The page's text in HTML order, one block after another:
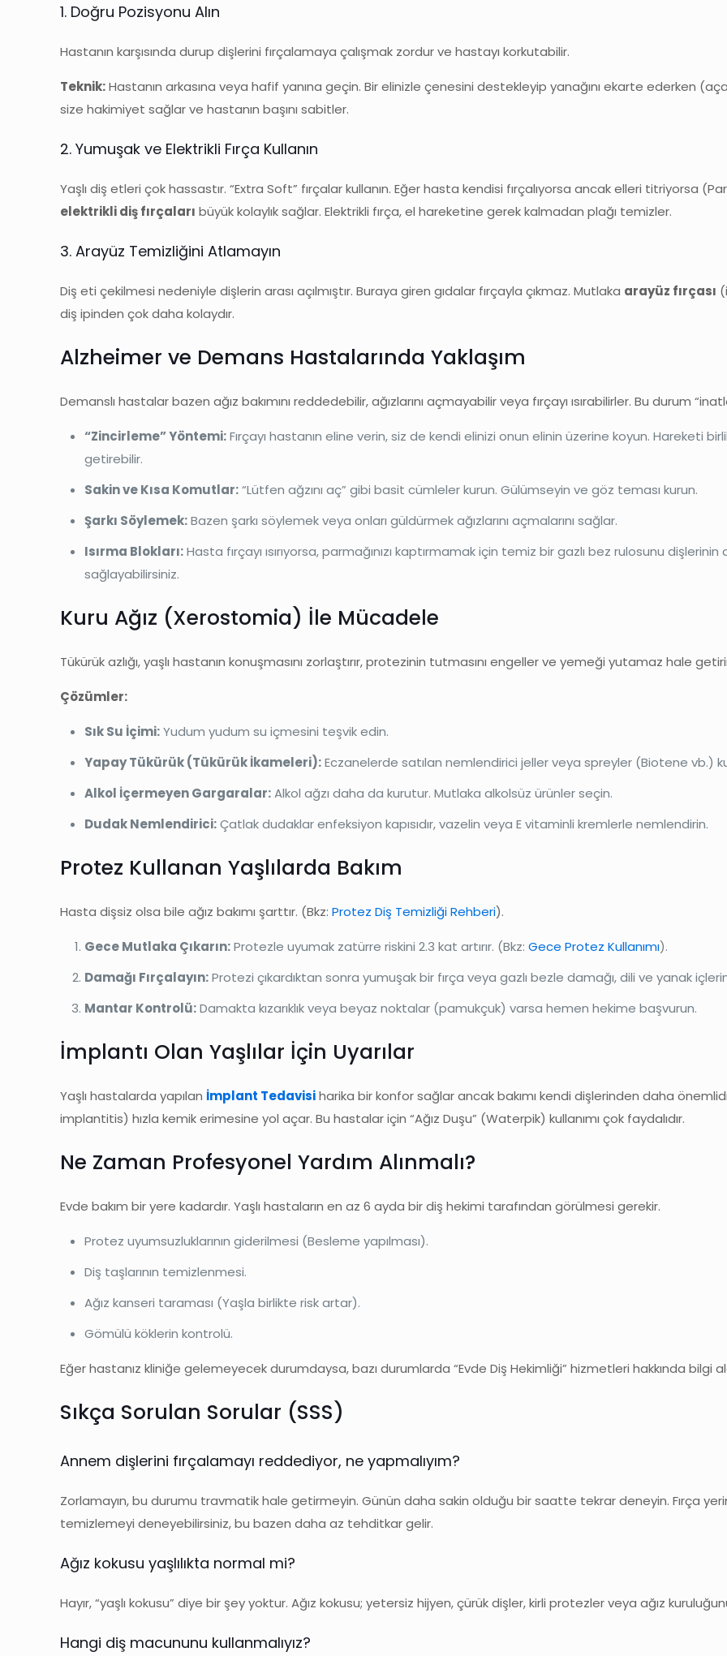
1. Doğru Pozisyonu Alın
Hastanın karşısında durup dişlerini fırçalamaya çalışmak zordur ve hastayı korkutabilir.
Teknik:Hastanın arkasına veya hafif yanına geçin. Bir elinizle çenesini destekleyip yanağını ekarte ederken
size hakimiyet sağlar ve hastanın başını sabitler.
2. Yumuşak ve Elektrikli Fırça Kullanın
Yaşlı diş etleri çok hassastır. “Extra Soft” fırçalar kullanın. Eğer hasta kendisi fırçalıyorsa ancak elleri titriyorsa
elektrikli diş fırçaları büyük kolaylık sağlar. Elektrikli fırça, el hareketine gerek kalmadan plağı temizler.
3. Arayüz Temizliğini Atlamayın
Diş eti çekilmesi nedeniyle dişlerin arası açılmıştır. Buraya giren gıdalar fırçayla çıkmaz. Mutlaka arayüz fırçası
diş ipinden çok daha kolaydır.
Alzheimer ve Demans Hastalarında Yaklaşım
Demanslı hastalar bazen ağız bakımını reddedebilir, ağızlarını açmayabilir veya fırçayı ısırabilirler. Bu durum
“Zincirleme” Yöntemi:Fırçayı hastanın eline verin, siz de kendi elinizi onun elinin üzerine koyun. Hareketi
getirebilir.
Sakin ve Kısa Komutlar:“Lütfen ağzını aç” gibi basit cümleler kurun. Gülümseyin ve göz teması kurun.
Şarkı Söylemek:Bazen şarkı söylemek veya onları güldürmek ağızlarını açmalarını sağlar.
Isırma Blokları:Hasta fırçayı ısırıyorsa, parmağınızı kaptırmamak için temiz bir gazlı bez rulosunu dişlerinin
sağlayabilirsiniz.
Kuru Ağız (Xerostomia) İle Mücadele
Tükürük azlığı, yaşlı hastanın konuşmasını zorlaştırır, protezinin tutmasını engeller ve yemeği yutamaz hale
Çözümler:
Sık Su İçimi:Yudum yudum su içmesini teşvik edin.
Yapay Tükürük (Tükürük İkameleri):Eczanelerde satılan nemlendirici jeller veya spreyler (Biotene vb.)
Alkol İçermeyen Gargaralar:Alkol ağzı daha da kurutur. Mutlaka alkolsüz ürünler seçin.
Dudak Nemlendirici:Çatlak dudaklar enfeksiyon kapısıdır, vazelin veya E vitaminli kremlerle nemlendirin.
Protez Kullanan Yaşlılarda Bakım
Hasta dişsiz olsa bile ağız bakımı şarttır. (Bkz:Protez Diş Temizliği Rehberi).
Gece Mutlaka Çıkarın:Protezle uyumak zatürre riskini 2.3 kat artırır. (Bkz:Gece Protez Kullanımı).
Damağı Fırçalayın:Protezi çıkardıktan sonra yumuşak bir fırça veya gazlı bezle damağı, dili ve yanak içlerini
Mantar Kontrolü:Damakta kızarıklık veya beyaz noktalar (pamukçuk) varsa hemen hekime başvurun.
İmplantı Olan Yaşlılar İçin Uyarılar
Yaşlı hastalarda yapılan İmplant Tedavisiharika bir konfor sağlar ancak bakımı kendi dişlerinden daha
implantitis) hızla kemik erimesine yol açar. Bu hastalar için “Ağız Duşu” (Waterpik) kullanımı çok faydalıdır.
Ne Zaman Profesyonel Yardım Alınmalı?
Evde bakım bir yere kadardır. Yaşlı hastaların en az 6 ayda bir diş hekimi tarafından görülmesi gerekir.
Protez uyumsuzluklarının giderilmesi (Besleme yapılması).
Diş taşlarının temizlenmesi.
Ağız kanseri taraması (Yaşla birlikte risk artar).
Gömülü köklerin kontrolü.
Eğer hastanız kliniğe gelemeyecek durumdaysa, bazı durumlarda “Evde Diş Hekimliği” hizmetleri hakkında bilgi
Sıkça Sorulan Sorular (SSS)
Annem dişlerini fırçalamayı reddediyor, ne yapmalıyım?
Zorlamayın, bu durumu travmatik hale getirmeyin. Günün daha sakin olduğu bir saatte tekrar deneyin. Fırça
temizlemeyi deneyebilirsiniz, bu bazen daha az tehditkar gelir.
Ağız kokusu yaşlılıkta normal mi?
Hayır, “yaşlı kokusu” diye bir şey yoktur. Ağız kokusu; yetersiz hijyen, çürük dişler, kirli protezler veya ağız
Hangi diş macununu kullanmalıyız?